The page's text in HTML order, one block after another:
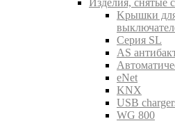
Изделия, снятые
Kрышки
Серия SL
AS
eNet
KNX
USB
WG 800